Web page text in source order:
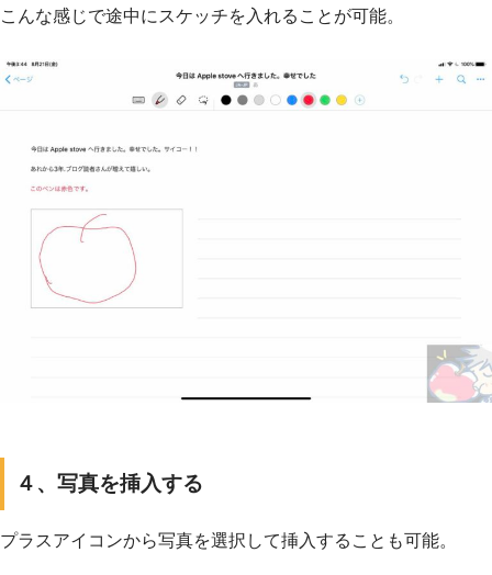
こんな感じで途中にスケッチを入れることが可能。
４、写真を挿入する
プラスアイコンから写真を選択して挿入することも可能。